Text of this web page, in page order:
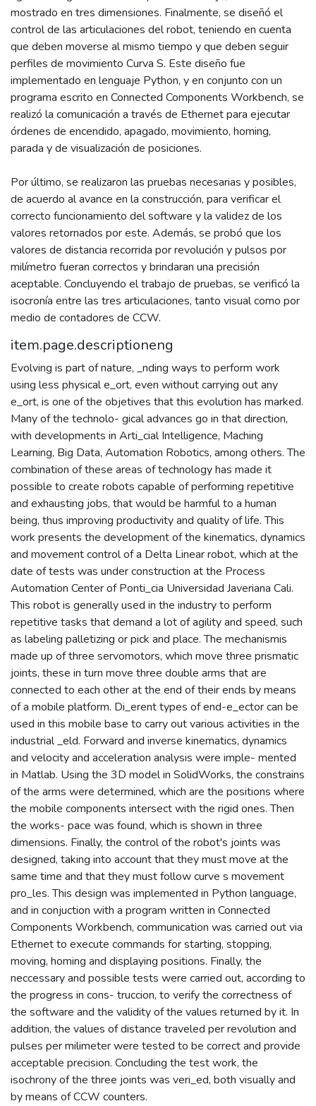
mostrado en tres dimensiones. Finalmente, se diseñó el
control de las articulaciones del robot, teniendo en cuenta
que deben moverse al mismo tiempo y que deben seguir
perfiles de movimiento Curva S. Este diseño fue
implementado en lenguaje Python, y en conjunto con un
programa escrito en Connected Components Workbench, se
realizó la comunicación a través de Ethernet para ejecutar
órdenes de encendido, apagado, movimiento, homing,
parada y de visualización de posiciones.
Por último, se realizaron las pruebas necesarias y posibles,
de acuerdo al avance en la construcción, para verificar el
correcto funcionamiento del software y la validez de los
valores retornados por este. Además, se probó que los
valores de distancia recorrida por revolución y pulsos por
milímetro fueran correctos y brindaran una precisión
aceptable. Concluyendo el trabajo de pruebas, se verificó la
isocronía entre las tres articulaciones, tanto visual como por
medio de contadores de CCW.
item.page.descriptioneng
Evolving is part of nature, _nding ways to perform work
using less physical e_ort, even without carrying out any
e_ort, is one of the objetives that this evolution has marked.
Many of the technolo- gical advances go in that direction,
with developments in Arti_cial Intelligence, Maching
Learning, Big Data, Automation Robotics, among others. The
combination of these areas of technology has made it
possible to create robots capable of performing repetitive
and exhausting jobs, that would be harmful to a human
being, thus improving productivity and quality of life. This
work presents the development of the kinematics, dynamics
and movement control of a Delta Linear robot, which at the
date of tests was under construction at the Process
Automation Center of Ponti_cia Universidad Javeriana Cali.
This robot is generally used in the industry to perform
repetitive tasks that demand a lot of agility and speed, such
as labeling palletizing or pick and place. The mechanismis
made up of three servomotors, which move three prismatic
joints, these in turn move three double arms that are
connected to each other at the end of their ends by means
of a mobile platform. Di_erent types of end-e_ector can be
used in this mobile base to carry out various activities in the
industrial _eld. Forward and inverse kinematics, dynamics
and velocity and acceleration analysis were imple- mented
in Matlab. Using the 3D model in SolidWorks, the constrains
of the arms were determined, which are the positions where
the mobile components intersect with the rigid ones. Then
the works- pace was found, which is shown in three
dimensions. Finally, the control of the robot's joints was
designed, taking into account that they must move at the
same time and that they must follow curve s movement
pro_les. This design was implemented in Python language,
and in conjuction with a program written in Connected
Components Workbench, communication was carried out via
Ethernet to execute commands for starting, stopping,
moving, homing and displaying positions. Finally, the
neccessary and possible tests were carried out, according to
the progress in cons- truccion, to verify the correctness of
the software and the validity of the values returned by it. In
addition, the values of distance traveled per revolution and
pulses per milimeter were tested to be correct and provide
acceptable precision. Concluding the test work, the
isochrony of the three joints was veri_ed, both visually and
by means of CCW counters.